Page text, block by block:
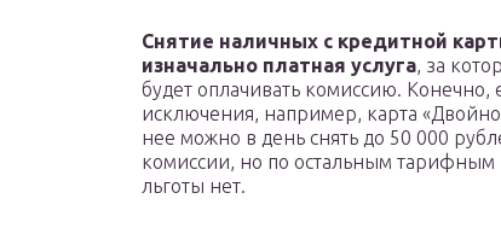
Снятие наличных с кредитной
изначально платная услуга, за
будет оплачивать комиссию. Конечно,
исключения, например, карта
нее можно в день снять до 50 000
комиссии, но по остальным тарифным
льготы нет.